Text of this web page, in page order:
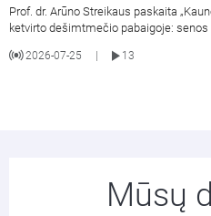
Prof. dr. Arūno Streikaus paskaita
ketvirto dešimtmečio pabaigoje: senos
2026-07-25 13
Mūsų